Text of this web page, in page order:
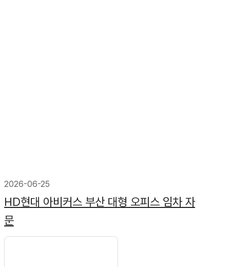
2026-06-25
HD현대 아비커스 부산 대형 오피스 임차 자
문